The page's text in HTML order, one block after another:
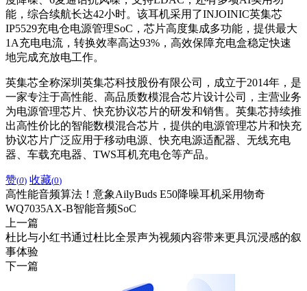
能，综合续航长达42小时。该耳机采用了INJOINIC英集芯
IP5529充电仓电源管理SoC，芯片高度集成多功能，提供最大
1A充电电流，转换效率高达93%，高效保障充电盒稳定快速
地完成充放电工作。
英集芯全称深圳英集芯科技股份有限公司，成立于2014年，是
一家专注于高性能、高品质数模混合芯片设计公司，主营业务
为电源管理芯片、快充协议芯片的研发和销售。英集芯持续推
出高性价比的智能数模混合芯片，提供的电源管理芯片和快充
协议芯片广泛应用于移动电源、快充电源适配器、无线充电
器、车载充电器、TWS耳机充电仓等产品。
赞(0) 收藏(0)
高性能音频算法！意象AilyBuds E50降噪耳机采用物奇
WQ7035AX-B智能音频SoC
上一篇
杜比与小红书通过杜比全景声为视频内容带来更具沉浸感的叙
事体验
下一篇